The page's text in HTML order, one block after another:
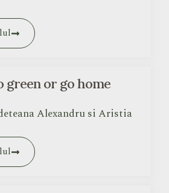
green or go home
Alexandru si Aristia